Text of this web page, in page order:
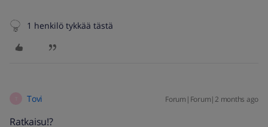
1 henkilö tykkää tästä
Tovi Forum|Forum|2 months ago
Ratkaisu!?